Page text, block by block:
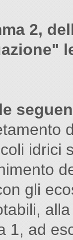
2,
idrici
gli
1, ad